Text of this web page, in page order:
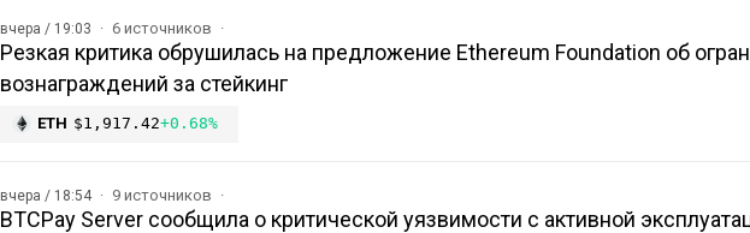
вчера / 19:03 6 источников
Резкая критика обрушилась на предложение Ethereum Foundation об
вознаграждений за стейкинг
ETH $1,917.42+0.68%
вчера / 18:54 9 источников
BTCPay Server сообщила о критической уязвимости с активной